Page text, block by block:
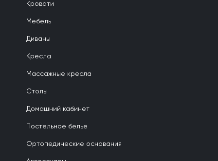
Кровати
Мебель
Диваны
Кресла
Массажные кресла
Столы
Домашний кабинет
Постельное белье
Ортопедические основания